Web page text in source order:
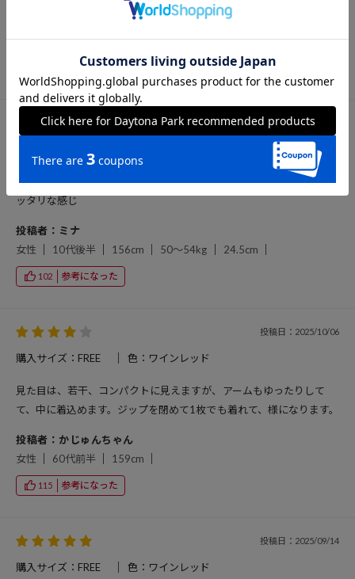
女性
50代前半 154cm 55～59kg 24.0cm
参考になった
投稿日：2025/10/27
ショート丈で迷彩柄もユーズド加工で色々使えます。 フィット感はピ
ッタリな感じ
投稿者：ミナ
女性
10代後半 156cm 50～54kg 24.5cm
102 参考になった
投稿日：2025/10/06
購入サイズ：FREE 色：ワインレッド
見た目は、若干、コンパクトに見えますが、アームもゆったりして
て、中に着込めます。ジップを閉めて1枚でも着れて、様になります。
投稿者：かじゅんちゃん
女性
60代前半 159cm
115 参考になった
投稿日：2025/09/14
購入サイズ：FREE 色：ワインレッド